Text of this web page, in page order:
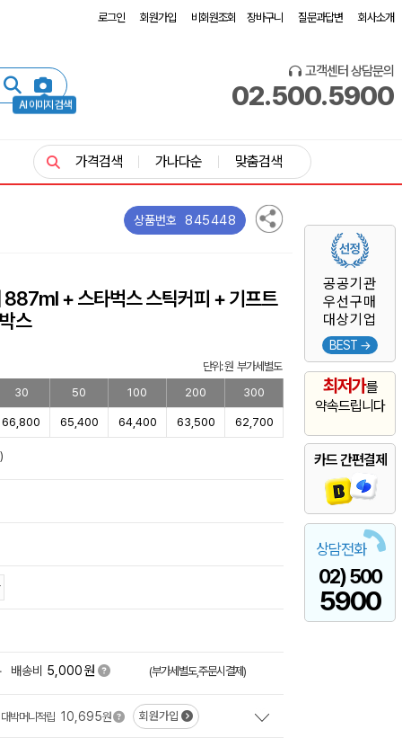
로그인 회원가입 비회원조회 장바구니 질문과답변 회사소개
AI 이미지 검색
고객센터 상담문의
02.500.5900
공공기관
우선구매
대상기업
BEST →
최저가를
약속드립니다
카드 간편결제
상담전화
02) 500
5900
가격검색 가나다순 맞춤검색
상품번호 845448
887ml + 스타벅스 스틱커피 + 기프트
박스
단위: 원 부가세별도
30
50 100 200 300
66,800 65,400 64,400 63,500 62,700
배송비 5,000원 (부가세별도,주문시결제)
대박머니적립 10,695원 회원가입